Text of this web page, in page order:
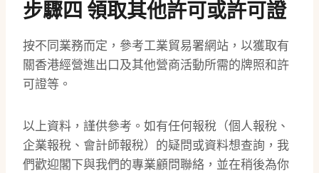
步驟四 領取其他許可或許可證
按不同業務而定，參考工業貿易署網站，以獲取有
關香港經營進出口及其他營商活動所需的牌照和許
可證等。
以上資料，謹供參考。如有任何報稅（個人報稅、
企業報稅、會計師報稅）的疑問或資料想查詢，我
們歡迎閣下與我們的專業顧問聯絡，並在稍後為你